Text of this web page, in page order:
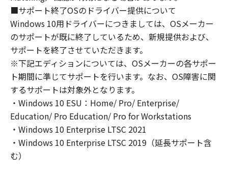
(2) キヤノン、キヤノンのライセンサー、キヤノ
ンの子会社、キヤノンの関連会社、それらの販
売代理店または販売店のいずれも、「本ソフト
ウェア」の使用または使用不能から生ずるいか
なる損害（逸失利益およびその他の派生的また
は付随的な損害を含むがこれらに限定されない
全ての損害を言います。）について、適用法で
認められる限り、一切の責任を負わないものと
します。たとえ、キヤノン、キヤノンのライセ
ンサー、キヤノンの子会社、キヤノンの関連会
社、それらの販売代理店または販売店がかかる
損害の可能性について知らされていた場合でも
■サポート終了OSのドライバー提供について
Windows 10用ドライバーにつきましては、OSメーカー
のサポートが既に終了しているため、新規提供および、
サポートを終了させていただきます。
※下記エディションについては、OSメーカーの各サポー
ト期間に準じてサポートを行います。なお、OS障害に関
するサポートは対象外となります。
・Windows 10 ESU：Home/ Pro/ Enterprise/
Education/ Pro Education/ Pro for Workstations
・Windows 10 Enterprise LTSC 2021
・Windows 10 Enterprise LTSC 2019（延長サポート含
む）